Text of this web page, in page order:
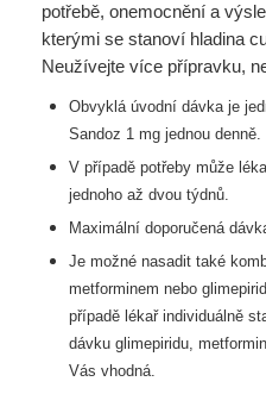
potřebě, onemocnění a
kterými se stanoví hladina
Neužívejte více přípravku,
Obvyklá úvodní dávka je
Sandoz 1 mg jednou denně.
V případě potřeby může
jednoho až dvou týdnů.
Maximální doporučená
Je možné nasadit také
metforminem nebo
případě lékař individuálně
dávku glimepiridu,
Vás vhodná.